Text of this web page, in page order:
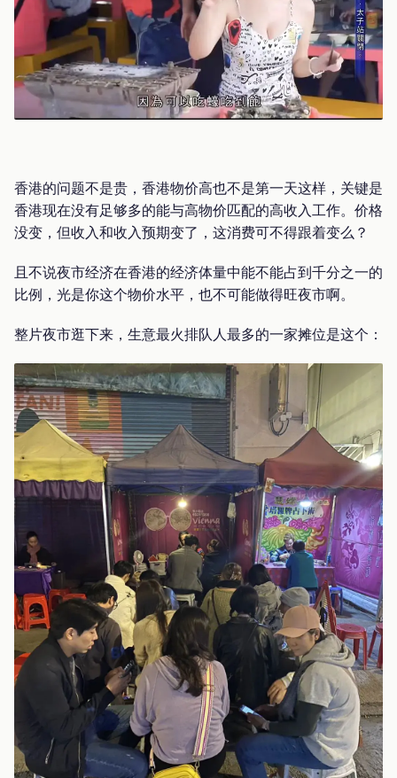
香港的问题不是贵，香港物价高也不是第一天这样，关键是
香港现在没有足够多的能与高物价匹配的高收入工作。价格
没变，但收入和收入预期变了，这消费可不得跟着变么？
且不说夜市经济在香港的经济体量中能不能占到千分之一的
比例，光是你这个物价水平，也不可能做得旺夜市啊。
整片夜市逛下来，生意最火排队人最多的一家摊位是这个：